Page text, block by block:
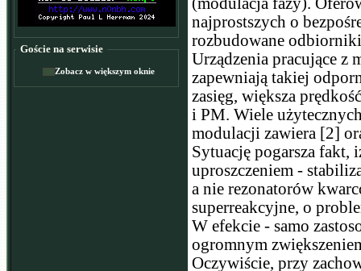
Goście na serwisie
Zobacz w większym oknie
najprostszych o
rozbudowane
Urządzenia pracujące
zapewniają takiej
zasięg, większa
i PM. Wiele
modulacji zawiera [2]
Sytuację pogarsza fakt,
uproszczeniem -
a nie rezonatorów
superreakcyjne, o
W efekcie - samo
ogromnym
Oczywiście, przy